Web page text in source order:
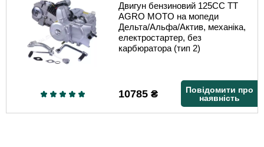
Двигун бензиновий 125CC TT
AGRO MOTO на мопеди
Дельта/Альфа/Актив, механіка,
електростартер, без
карбюратора (тип 2)
10785₴
Повідомити про
наявність